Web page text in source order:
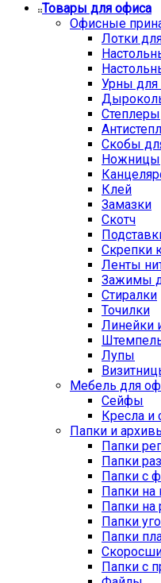
Товары для офиса
Офисные
Лотки
Урны для
Степлеры
Скобы
Ножницы
Клей
Замазки
Скотч
Скрепки
Ленты
Зажимы
Стиралки
Точилки
Линейки
Лупы
Мебель для
Сейфы
Кресла и
Папки и
Папки
Папки
Папки с
Папки на
Папки на
Папки
Папки
Папки с